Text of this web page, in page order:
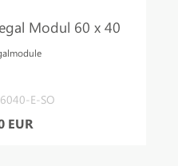
Modul 60 x 40
E-SO
EUR